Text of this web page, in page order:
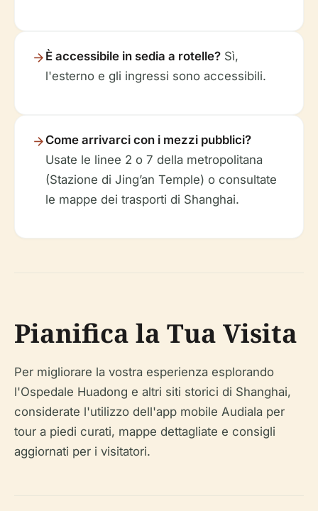
È accessibile in sedia a rotelle? Sì,
l'esterno e gli ingressi sono accessibili.
Come arrivarci con i mezzi pubblici?
Usate le linee 2 o 7 della metropolitana
(Stazione di Jing’an Temple) o consultate
le mappe dei trasporti di Shanghai.
Pianifica la Tua Visita
Per migliorare la vostra esperienza esplorando
l'Ospedale Huadong e altri siti storici di Shanghai,
considerate l'utilizzo dell'app mobile Audiala per
tour a piedi curati, mappe dettagliate e consigli
aggiornati per i visitatori.